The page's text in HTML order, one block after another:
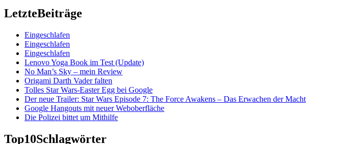
LetzteBeiträge
Eingeschlafen
Eingeschlafen
Eingeschlafen
Lenovo Yoga Book im Test (Update)
No Man’s Sky – mein Review
Origami Darth Vader falten
Tolles Star Wars-Easter Egg bei Google
Der neue Trailer: Star Wars Episode 7: The Force Awakens – Das Erwachen der Macht
Google Hangouts mit neuer Weboberfläche
Die Polizei bittet um Mithilfe
Top10Schlagwörter